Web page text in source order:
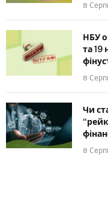
8
НБУ
та 19
8
Чи
8